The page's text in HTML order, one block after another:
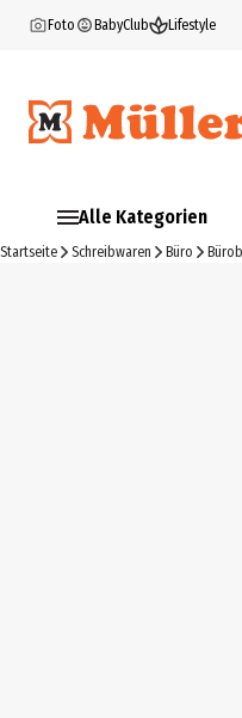
Foto BabyClub Lifestyle
Alle Kategorien
Startseite Schreibwaren Büro